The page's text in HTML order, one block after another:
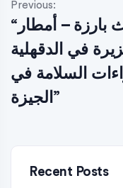
Previous:
“أحداث بارزة – أمطار
في الدقهلية
السلامة في
الجيزة”
Recent Posts